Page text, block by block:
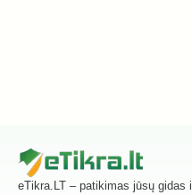
eTikra.LT – patikimas jūsų gidas